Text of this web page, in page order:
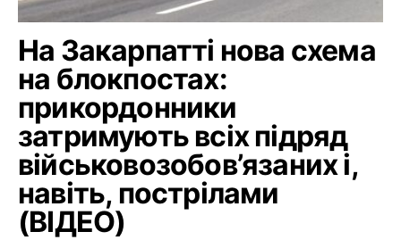
На Закарпатті нова схема
на блокпостах:
прикордонники
затримують всіх підряд
військовозобов’язаних і,
навіть, пострілами
(ВІДЕО)